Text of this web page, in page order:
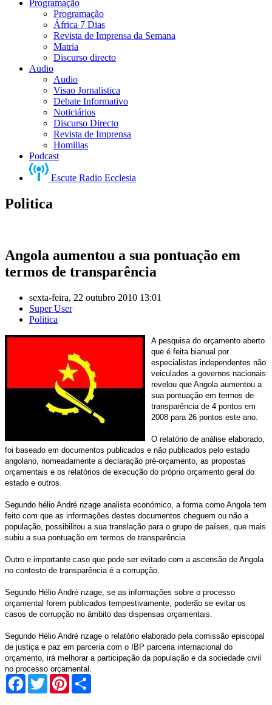
Programação
Programação
África 7 Dias
Revista de Imprensa da Semana
Matria
Discurso directo
Audio
Audio
Visao Jornalistica
Debate Informativo
Noticiários
Discurso Directo
Revista de Imprensa
Homilias
Podcast
Escute Radio Ecclesia
Politica
Angola aumentou a sua pontuação em
termos de transparência
sexta-feira, 22 outubro 2010 13:01
Super User
Politica
A pesquisa do orçamento aberto
que é feita bianual por
especialistas independentes não
veiculados a governos nacionais
revelou que Angola aumentou a
sua pontuação em termos de
transparência de 4 pontos em
2008 para 26 pontos este ano.
O relatório de análise elaborado,
foi baseado em documentos publicados e não publicados pelo estado
angolano, nomeadamente a declaração pré-orçamento, as propostas
orçamentais e os relatórios de execução do próprio orçamento geral do
estado e outros.
Segundo hélio André nzage analista económico, a forma como Angola tem
feito com que as informações destes documentos cheguem ou não a
população, possibilitou a sua translação para o grupo de países, que mais
subiu a sua pontuação em termos de transparência.
Outro e importante caso que pode ser evitado com a ascensão de Angola
no contesto de transparência é a corrupção.
Segundo Hélio André nzage, se as informações sobre o processo
orçamental forem publicados tempestivamente, poderão se evitar os
casos de corrupção no âmbito das dispensas orçamentais.
Segundo Hélio André nzage o relatório elaborado pela comissão episcopal
de justiça e paz em parceria com o IBP parceria internacional do
orçamento, irá melhorar a participação da população e da sociedade civil
no processo orçamental.
Facebook
TwitterPinterest